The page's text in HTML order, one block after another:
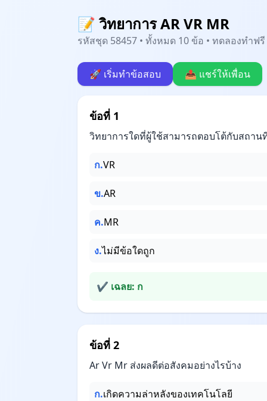
📝 วิทยาการ AR VR MR
รหัสชุด 58457 • ทั้งหมด 10 ข้อ • ทดลองทำฟ
🚀 เริ่มทำข้อสอบ 📤 แชร์ให้เพื่อน
ข้อที่ 1
วิทยาการใดที่ผู้ใช้สามารถตอบโต้กับสถา
ก.VR
ข.AR
ค.MR
ง.ไม่มีข้อใดถูก
✔ เฉลย: ก
ข้อที่ 2
Ar Vr Mr ส่งผลดีต่อสังคมอย่างไรบ้าง
ก.เกิดความล่าหลังของเทคโนโลยี